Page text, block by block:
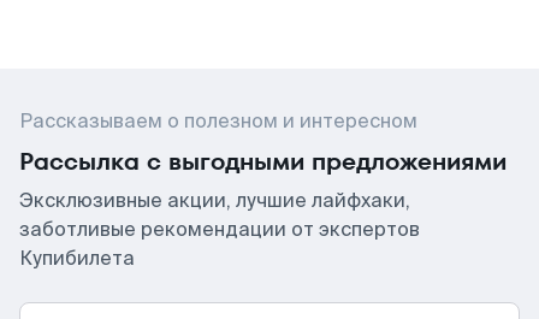
Рассказываем о полезном и интересном
Рассылка с выгодными предложениями
Эксклюзивные акции, лучшие лайфхаки,
заботливые рекомендации от экспертов
Купибилета